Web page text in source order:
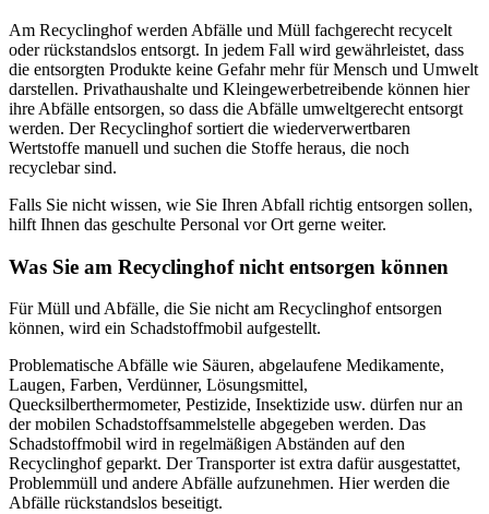
Am Recyclinghofwerden Abfälle und Müll fachgerecht recycelt
oder rückstandslos entsorgt. In jedem Fall wird gewährleistet, dass
die entsorgten Produkte keine Gefahr mehr für Mensch und Umwelt
darstellen. Privathaushalte und Kleingewerbetreibende können hier
ihre Abfälle entsorgen, so dass die Abfälle umweltgerecht entsorgt
werden. Der Recyclinghof sortiert die wiederverwertbaren
Wertstoffe manuell und suchen die Stoffe heraus, die noch
recyclebar sind.
Falls Sie nicht wissen, wie Sie Ihren Abfall richtig entsorgen sollen,
hilft Ihnen das geschulte Personal vor Ort gerne weiter.
Was Sie am Recyclinghof nicht entsorgen können
Für Müll und Abfälle, die Sie nicht am Recyclinghof entsorgen
können, wird ein Schadstoffmobil aufgestellt.
Problematische Abfälle wie Säuren, abgelaufene Medikamente,
Laugen, Farben, Verdünner, Lösungsmittel,
Quecksilberthermometer, Pestizide, Insektizide usw. dürfen nur an
der mobilen Schadstoffsammelstelle abgegeben werden. Das
Schadstoffmobil wird in regelmäßigen Abständen auf den
Recyclinghof geparkt. Der Transporter ist extra dafür ausgestattet,
Problemmüll und andere Abfälle aufzunehmen. Hier werden die
Abfälle rückstandslos beseitigt.